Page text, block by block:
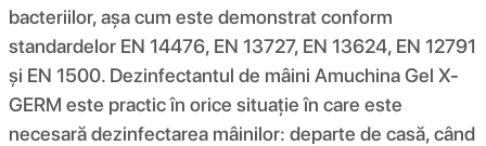
bacteriilor, așa cum este demonstrat conform
standardelor EN 14476, EN 13727, EN 13624, EN 12791
și EN 1500. Dezinfectantul de mâini Amuchina Gel X-
GERM este practic în orice situație în care este
necesară dezinfectarea mâinilor: departe de casă, când